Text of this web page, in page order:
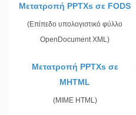
Μετατροπή PPTXs σε FODS
(Επίπεδο υπολογιστικό φύλλο
OpenDocument XML)
Μετατροπή PPTXs σε
MHTML
(MIME HTML)